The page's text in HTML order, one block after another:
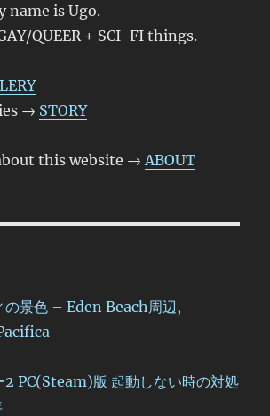
name is Ugo.
QUEER + SCI-FI things.
→ STORY
this website → ABOUT
の景色 – Eden Beach周辺,
2 PC(Steam)版 起動しない時の対処